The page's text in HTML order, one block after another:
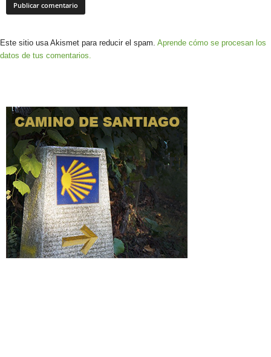
Este sitio usa Akismet para reducir el spam. Aprende cómo se procesan los
datos de tus comentarios.